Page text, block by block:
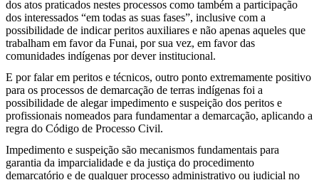
dos atos praticados nestes processos como também a participação
dos interessados “em todas as suas fases”, inclusive com a
possibilidade de indicar peritos auxiliares e não apenas aqueles que
trabalham em favor da Funai, por sua vez, em favor das
comunidades indígenas por dever institucional.
E por falar em peritos e técnicos, outro ponto extremamente positivo
para os processos de demarcação de terras indígenas foi a
possibilidade de alegar impedimento e suspeição dos peritos e
profissionais nomeados para fundamentar a demarcação, aplicando a
regra do Código de Processo Civil.
Impedimento e suspeição são mecanismos fundamentais para
garantia da imparcialidade e da justiça do procedimento
demarcatório e de qualquer processo administrativo ou judicial no